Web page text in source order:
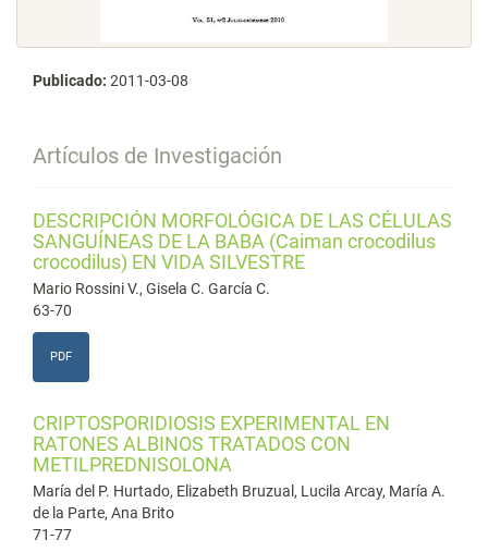
Publicado: 2011-03-08
Artículos de Investigación
DESCRIPCIÓN MORFOLÓGICA DE LAS CÉLULAS
SANGUÍNEAS DE LA BABA (Caiman crocodilus
crocodilus) EN VIDA SILVESTRE
Mario Rossini V., Gisela C. García C.
63-70
PDF
CRIPTOSPORIDIOSIS EXPERIMENTAL EN
RATONES ALBINOS TRATADOS CON
METILPREDNISOLONA
María del P. Hurtado, Elizabeth Bruzual, Lucila Arcay, María A.
de la Parte, Ana Brito
71-77